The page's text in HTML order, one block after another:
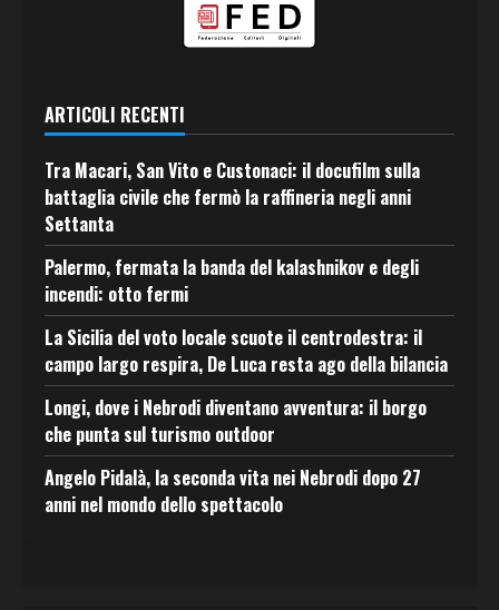
ARTICOLI RECENTI
Tra Macari, San Vito e Custonaci: il docufilm sulla
battaglia civile che fermò la raffineria negli anni
Settanta
Palermo, fermata la banda del kalashnikov e degli
incendi: otto fermi
La Sicilia del voto locale scuote il centrodestra: il
campo largo respira, De Luca resta ago della bilancia
Longi, dove i Nebrodi diventano avventura: il borgo
che punta sul turismo outdoor
Angelo Pidalà, la seconda vita nei Nebrodi dopo 27
anni nel mondo dello spettacolo